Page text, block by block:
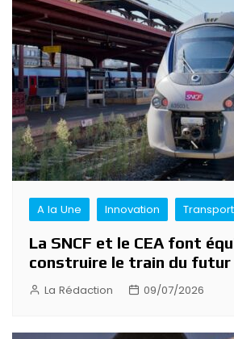
A la Une Innovation
La SNCF et le CEA font
construire le train du futur
La Rédaction 09/07/2026